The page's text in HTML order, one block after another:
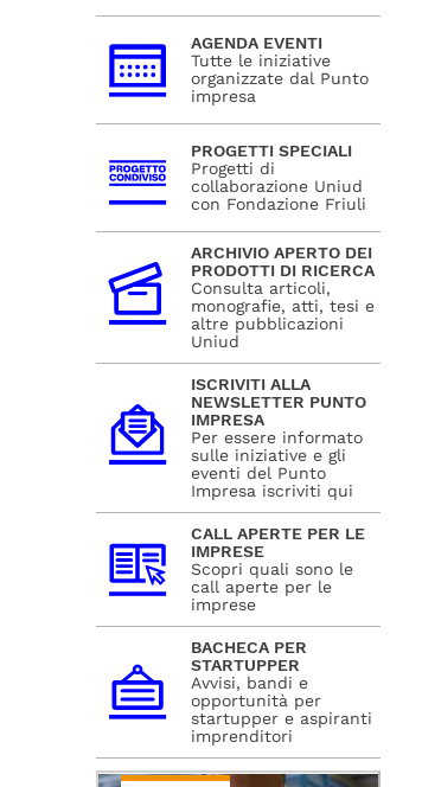
AGENDA EVENTI
Tutte le iniziative
organizzate dal Punto
impresa
PROGETTI SPECIALI
Progetti di
collaborazione Uniud
con Fondazione Friuli
ARCHIVIO APERTO DEI
PRODOTTI DI RICERCA
Consulta articoli,
monografie, atti, tesi e
altre pubblicazioni
Uniud
ISCRIVITI ALLA
NEWSLETTER PUNTO
IMPRESA
Per essere informato
sulle iniziative e gli
eventi del Punto
Impresa iscriviti qui
CALL APERTE PER LE
IMPRESE
Scopri quali sono le
call aperte per le
imprese
BACHECA PER
STARTUPPER
Avvisi, bandi e
opportunità per
startupper e aspiranti
imprenditori